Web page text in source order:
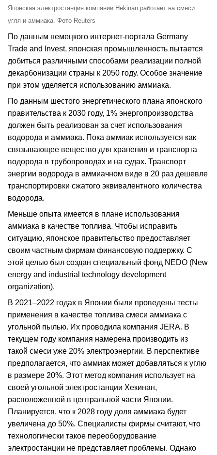
Японская электростанция компании Hekinan работает на смеси
угля и аммиака. Фото Reuters
По данным немецкого интернет-портала Germany
Trade and Invest, японская промышленность пытается
добиться различными способами реализации полной
декарбонизации страны к 2050 году. Особое значение
при этом уделяется использованию аммиака.
По данным шестого энергетического плана японского
правительства к 2030 году, 1% энергопроизводства
должен быть реализован за счет использования
водорода и аммиака. Пока аммиак используется как
связывающее вещество для хранения и транспорта
водорода в трубопроводах и на судах. Транспорт
энергии водорода в аммиачном виде в 20 раз дешевле
транспортировки сжатого эквивалентного количества
водорода.
Меньше опыта имеется в плане использования
аммиака в качестве топлива. Чтобы исправить
ситуацию, японское правительство предоставляет
своим частным фирмам финансовую поддержку. С
этой целью был создан специальный фонд NEDO (New
energy and industrial technology development
organization).
В 2021–2022 годах в Японии были проведены тесты
применения в качестве топлива смеси аммиака с
угольной пылью. Их проводила компания JERA. В
текущем году компания намерена производить из
такой смеси уже 20% электроэнергии. В перспективе
предполагается, что аммиак может добавляться к углю
в размере 20%. Этот метод компания использует на
своей угольной электростанции Хекинан,
расположенной в центральной части Японии.
Планируется, что к 2028 году доля аммиака будет
увеличена до 50%. Специалисты фирмы считают, что
технологически такое переоборудование
электростанции не представляет проблемы. Однако